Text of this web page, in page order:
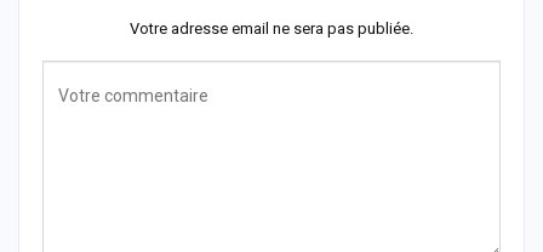
Votre adresse email ne sera pas publiée.